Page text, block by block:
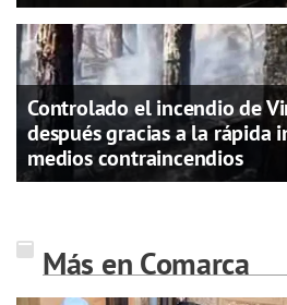
Controlado el incendio de
después gracias a la rápida
medios contraincendios
Más en Comarca